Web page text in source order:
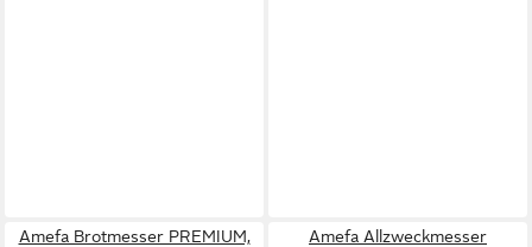
Amefa Brotmesser PREMIUM,
Amefa Allzweckmesser